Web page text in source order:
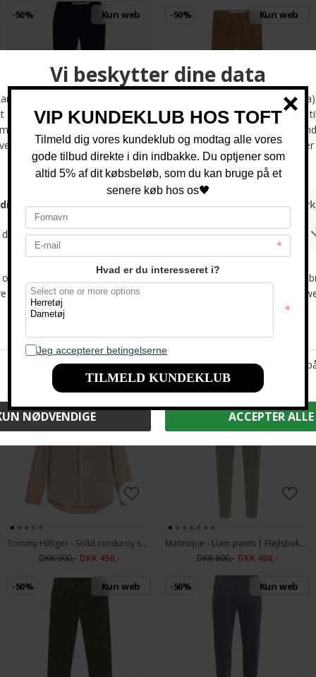
-50% Kun web
Signal - Cordor corduroy pants | Fløjlsbuks Jeans Deep Marine
DKK 800,- DKK 400,-
-50% Kun web
DKK 800,- DKK 400,-
-33% Kun web
Mos Mosh - Alden corduroy shirt | Skjorte Grape Leaf
DKK 900,- DKK 600,-
DKK 400,-
Kun web
Tommy Hilfiger - Solid corduroy shirt | Skjorte Coastal Taupe
DKK 900,- DKK 450,-
-50%
Matinique - Liam pants | Fløjlsbuks Silver Sage
DKK 800,- DKK 400,-
-50% Kun web -50% Kun web